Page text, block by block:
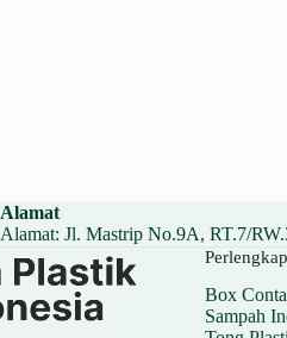
Alamat
Alamat: Jl. Mastrip No.9A, RT.7/
Box
Sampah